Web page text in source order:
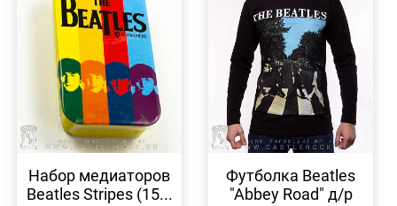
Набор медиаторов
Beatles Stripes (15...
ПРОСМОТР
Футболка Beatles
"Abbey Road" д/р